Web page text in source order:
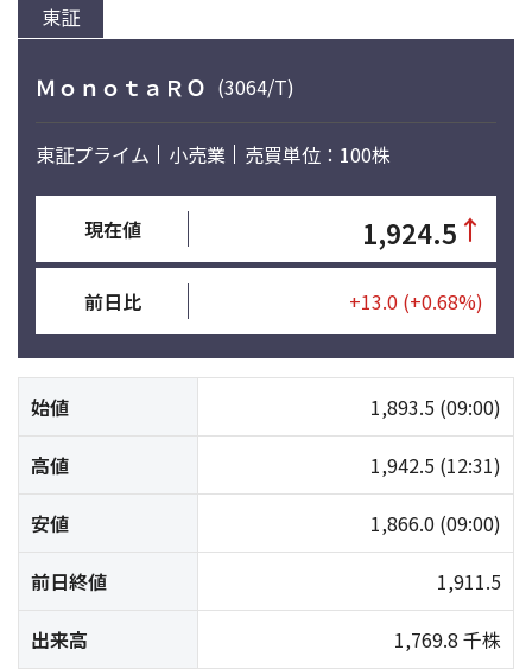
東証
ＭｏｎｏｔａＲＯ (3064/T)
東証プライム 小売業 売買単位：100株
現在値 1,924.5 ↑
前日比 +13.0 (+0.68%)
始値 1,893.5 (09:00)
高値 1,942.5 (12:31)
安値 1,866.0 (09:00)
前日終値 1,911.5
出来高 1,769.8 千株